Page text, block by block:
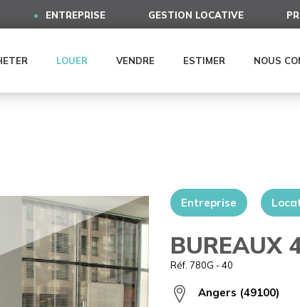
ENTREPRISE GESTION LOCATIVE
LOUER VENDRE ESTIMER NOUS
Entreprise
BUREAUX
Réf. 780G - 40
Angers (49100)